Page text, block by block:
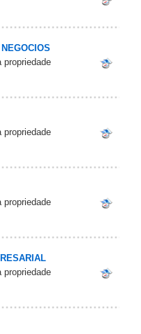
propriedade
propriedade
propriedade
propriedade